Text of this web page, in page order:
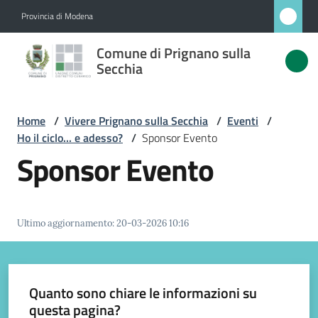
Provincia di Modena
Comune di Prignano sulla
Secchia
Comune
di
sulla
Secchia
Vivere
Home / Vivere Prignano sulla Secchia / Eventi /
Ho il ciclo... e adesso? / Sponsor Evento
Sponsor Evento
Ultimo aggiornamento:20-03-2026 10:16
Quanto sono chiare le informazioni su
questa pagina?